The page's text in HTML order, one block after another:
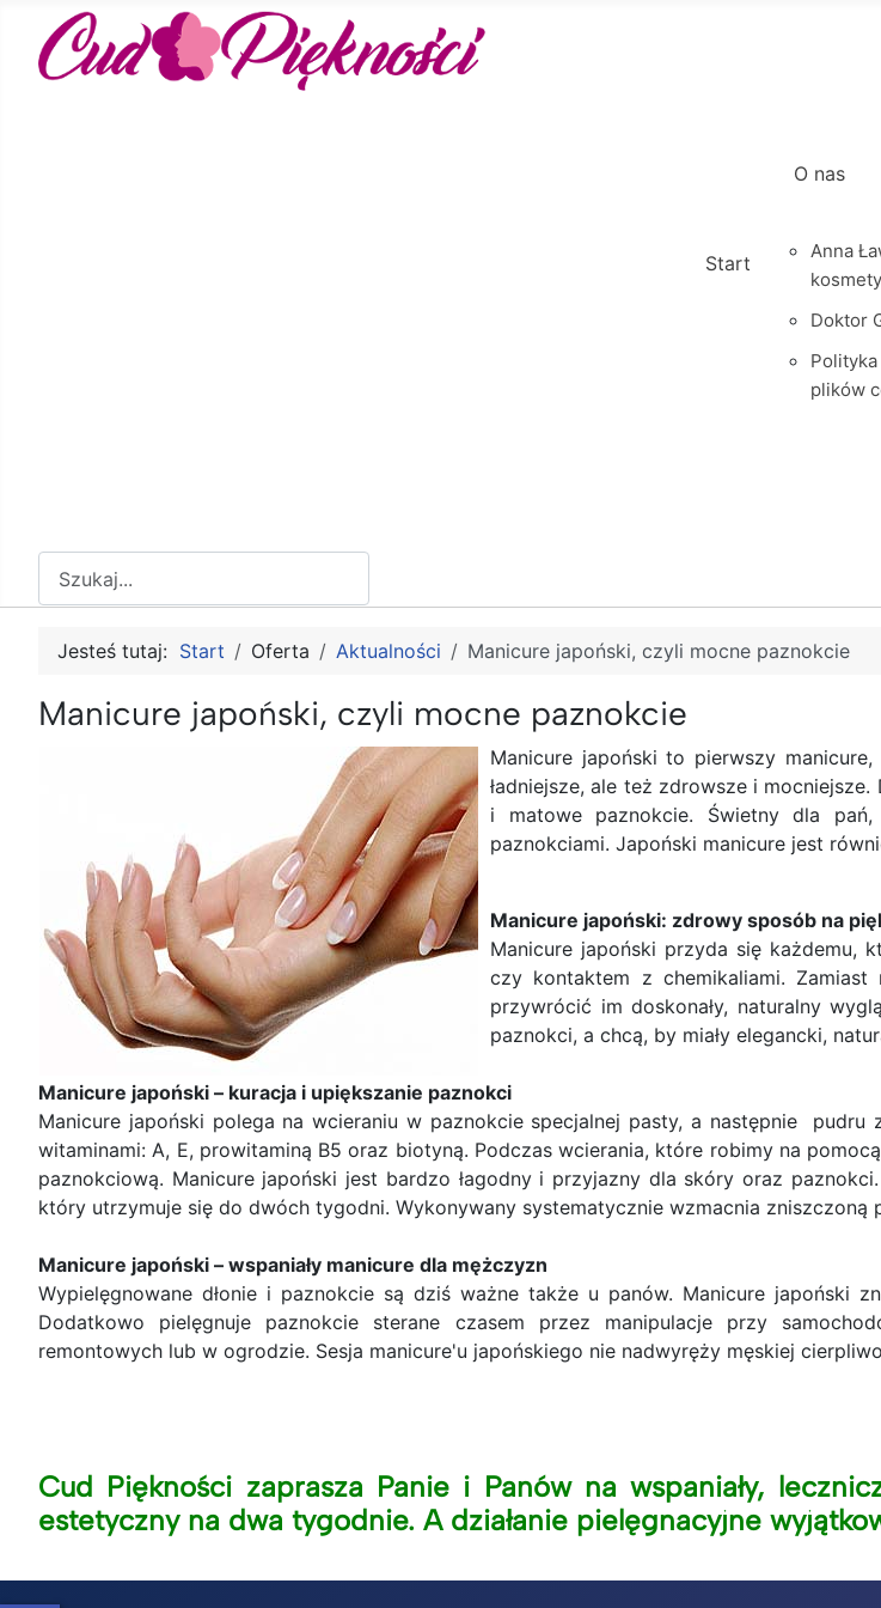
Start
O nas
Anna
Doktor
plików
Jesteś tutaj: Start Oferta Aktualności Manicure japoński, czyli mocne paznokcie
Manicure japoński, czyli mocne paznokcie
Manicure japoński to pierwszy
ładniejsze, ale też zdrowsze i
i matowe paznokcie. Świetny dla
paznokciami. Japoński manicure jest
Manicure japoński: zdrowy sposób na
Manicure japoński przyda się każdemu,
czy kontaktem z chemikaliami. Zamiast
przywrócić im doskonały, naturalny
paznokci, a chcą, by miały elegancki,
Manicure japoński – kuracja i upiększanie paznokci
Manicure japoński polega na wcieraniu w paznokcie specjalnej pasty, a następnie pudru
witaminami: A, E, prowitaminą B5 oraz biotyną. Podczas wcierania, które robimy na
paznokciową. Manicure japoński jest bardzo łagodny i przyjazny dla skóry oraz
który utrzymuje się do dwóch tygodni. Wykonywany systematycznie wzmacnia zniszczoną
Manicure japoński – wspaniały manicure dla mężczyzn
Wypielęgnowane dłonie i paznokcie są dziś ważne także u panów. Manicure japoński
Dodatkowo pielęgnuje paznokcie sterane czasem przez manipulacje przy
remontowych lub w ogrodzie. Sesja manicure'u japońskiego nie nadwyręży męskiej
Cud Piękności zaprasza Panie i Panów na wspaniały,
estetyczny na dwa tygodnie. A działanie pielęgnacyjne